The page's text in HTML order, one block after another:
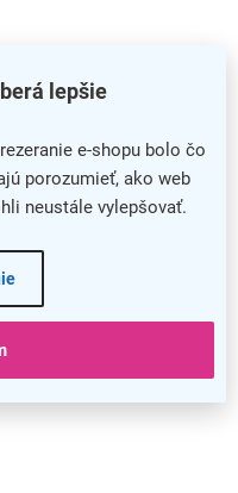
lepšie
e-shopu bolo čo
porozumieť, ako web
neustále vylepšovať.
Sušič rúk Jet Dryer Style,